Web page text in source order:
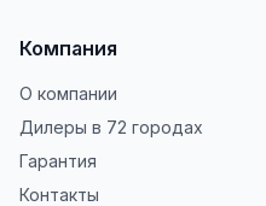
Компания
О компании
Дилеры в 72 городах
Гарантия
Контакты